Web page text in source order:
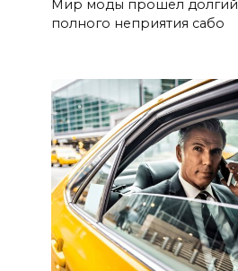
Мир моды прошел долгий
полного неприятия сабо